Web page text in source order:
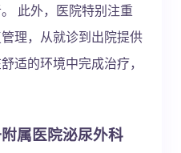
此外，医院特别注重
理，从就诊到出院提供
适的环境中完成治疗，
属医院泌尿外科